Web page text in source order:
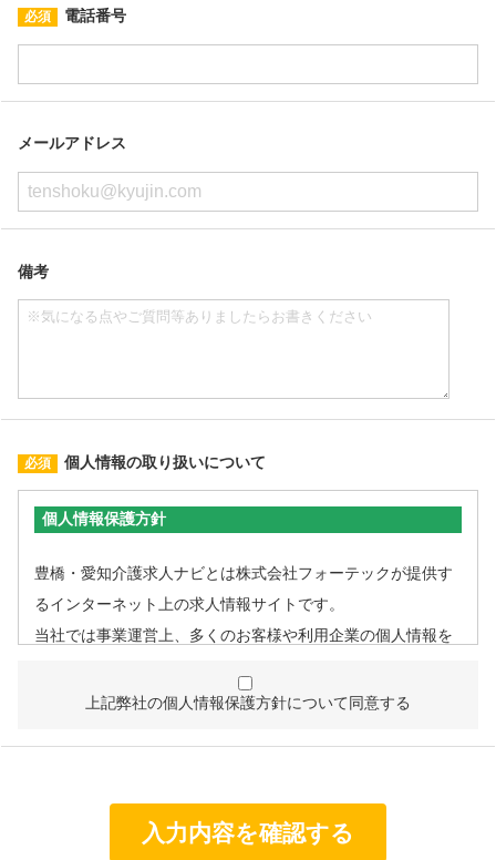
電話番号
メールアドレス
備考
個人情報の取り扱いについて
個人情報保護方針
豊橋・愛知介護求人ナビとは株式会社フォーテックが提供す
るインターネット上の求人情報サイトです。
当社では事業運営上、多くのお客様や利用企業の個人情報を
して責任ある対応を実現するものとします。
個人情報は、適法かつ適正な方法で取得します。
上記弊社の個人情報保護方針について同意する